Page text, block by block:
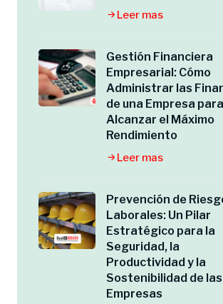
Leer mas
Gestión Financiera
Empresarial: Cómo
Administrar las
de una Empresa para
Alcanzar el Máximo
Rendimiento
Leer mas
Prevención de
Laborales: Un Pilar
Estratégico para la
Seguridad, la
Productividad y la
Sostenibilidad de las
Empresas